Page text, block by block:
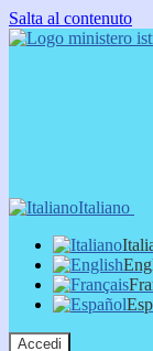
Salta al contenuto
Italiano
Accedi